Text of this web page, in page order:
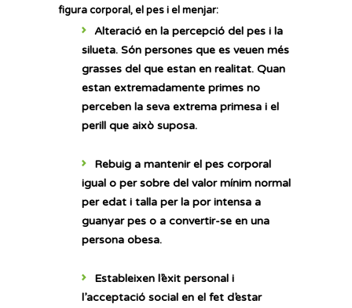
figura corporal, el pes i el menjar:
Alteració en la percepció del pes i la
silueta. Són persones que es veuen més
grasses del que estan en realitat. Quan
estan extremadamente primes no
perceben la seva extrema primesa i el
perill que això suposa.
Rebuig a mantenir el pes corporal
igual o per sobre del valor mínim normal
per edat i talla per la por intensa a
guanyar pes o a convertir-se en una
persona obesa.
Estableixen l’èxit personal i
l’acceptació social en el fet d’estar